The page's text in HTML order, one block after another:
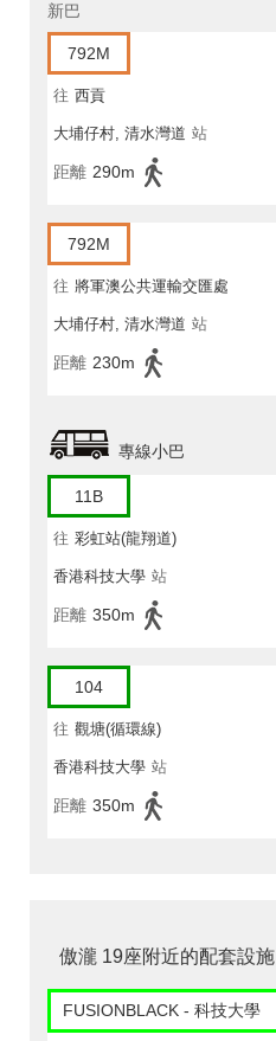
新巴
792M
往 西貢
大埔仔村, 清水灣道 站
距離 290m
792M
往 將軍澳公共運輸交匯處
大埔仔村, 清水灣道 站
距離 230m
專線小巴
11B
往 彩虹站(龍翔道)
香港科技大學 站
距離 350m
104
往 觀塘(循環線)
香港科技大學 站
距離 350m
傲瀧 19座附近的配套設施
FUSIONBLACK - 科技大學